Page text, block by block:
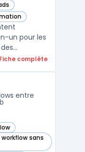
un pour les
de
aux
Fiche complète
entre
sans